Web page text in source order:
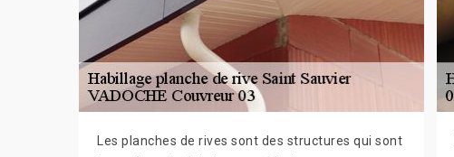
Les planches de rives sont des structures qui sont